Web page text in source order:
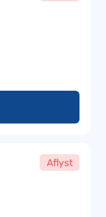
Aflyst